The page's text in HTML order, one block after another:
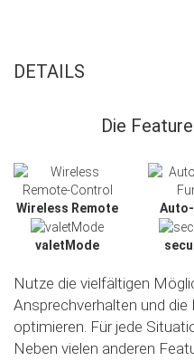
DETAILS
Die
Wireless Remote
valetMode
Nutze die vielfältigen
Ansprechverhalten und
optimieren. Für jede
Neben vielen anderen